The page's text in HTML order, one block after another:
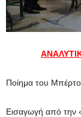
Ποίημα του
Εισαγωγή από την